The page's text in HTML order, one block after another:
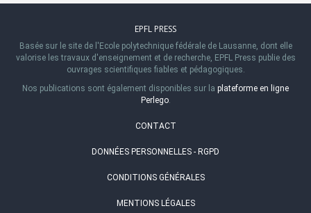
EPFL PRESS
Basée sur le site de l'Ecole polytechnique fédérale de Lausanne, dont elle
valorise les travaux d'enseignement et de recherche, EPFL Press publie des
ouvrages scientifiques fiables et pédagogiques.
Nos publications sont également disponibles sur la plateforme en ligne
Perlego.
CONTACT
DONNÉES PERSONNELLES - RGPD
CONDITIONS GÉNÉRALES
MENTIONS LÉGALES